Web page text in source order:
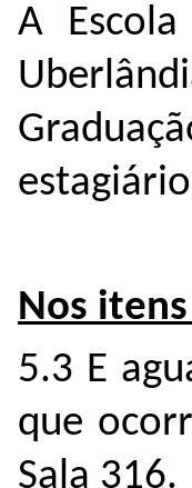
A
Nos
5.3 E
que
Sala 316.